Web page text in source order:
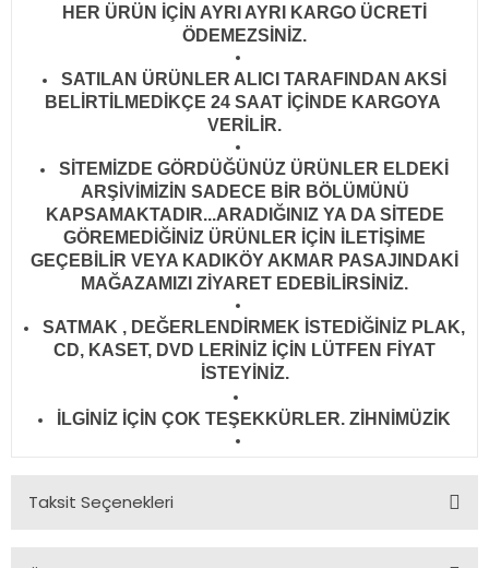
HER ÜRÜN İÇİN AYRI AYRI KARGO ÜCRETİ
ÖDEMEZSİNİZ.
SATILAN ÜRÜNLER ALICI TARAFINDAN AKSİ
BELİRTİLMEDİKÇE 24 SAAT İÇİNDE KARGOYA
VERİLİR.
SİTEMİZDE GÖRDÜĞÜNÜZ ÜRÜNLER ELDEKİ
ARŞİVİMİZİN SADECE BİR BÖLÜMÜNÜ
KAPSAMAKTADIR...ARADIĞINIZ YA DA SİTEDE
GÖREMEDİĞİNİZ ÜRÜNLER İÇİN İLETİŞİME
GEÇEBİLİR VEYA KADIKÖY AKMAR PASAJINDAKİ
MAĞAZAMIZI ZİYARET EDEBİLİRSİNİZ.
SATMAK , DEĞERLENDİRMEK İSTEDİĞİNİZ PLAK,
CD, KASET, DVD LERİNİZ İÇİN LÜTFEN FİYAT
İSTEYİNİZ.
İLGİNİZ İÇİN ÇOK TEŞEKKÜRLER. ZİHNİMÜZİK
Taksit Seçenekleri